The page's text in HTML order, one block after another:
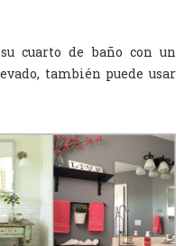
cuarto de baño con un
también puede usar